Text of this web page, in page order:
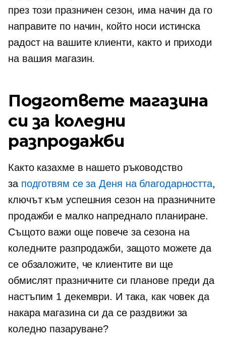
през този празничен сезон, има начин да го
направите по начин, който носи истинска
радост на вашите клиенти, както и приходи
на вашия магазин.
Подгответе магазина
си за коледни
разпродажби
Както казахме в нашето ръководство
за подготвям се за Деня на благодарността,
ключът към успешния сезон на празничните
продажби е малко напреднало планиране.
Същото важи още повече за сезона на
коледните разпродажби, защото можете да
се обзаложите, че клиентите ви ще
обмислят празничните си планове преди да
настъпим 1 декември. И така, как човек да
накара магазина си да се раздвижи за
коледно пазаруване?